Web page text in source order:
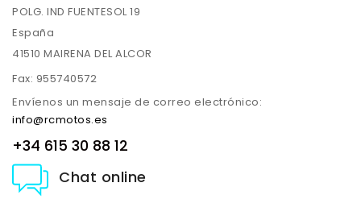
POLG. IND FUENTESOL 19
España
41510 MAIRENA DEL ALCOR
Fax: 955740572
Envíenos un mensaje de correo electrónico:
info@rcmotos.es
+34 615 30 88 12
Chat online